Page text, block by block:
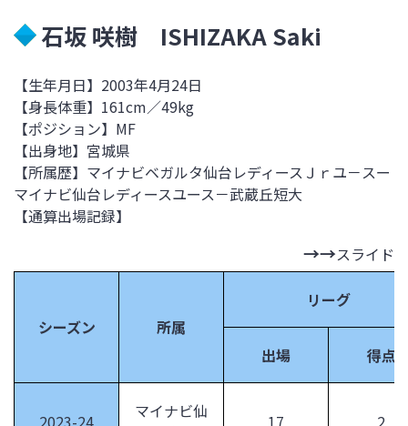
石坂 咲樹 ISHIZAKA Saki
【生年月日】2003年4月24日
【身長体重】161cm／49kg
【ポジション】MF
【出身地】宮城県
【所属歴】 マイナビベガルタ仙台レディースＪｒユ－スー
マイナビ仙台レディースユース－武蔵丘短大
【通算出場記録】
スライド
シーズン 所属
リーグ
出場 得点
マイナビ仙